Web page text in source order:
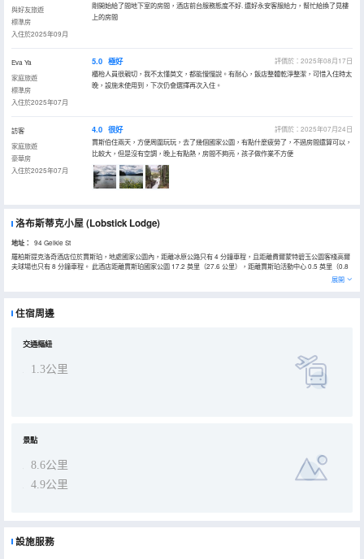
與好友旅遊
標準房
入住於2025年09月
剛開始給了間地下室的房間，酒店前台服務態度不好. 還好永安客服給力，幫忙給換了見樓
上的房間
Eva Ya
家庭旅遊
標準房
入住於2025年07月
5.0 極好
評價於：2025年08月17日
櫃枱人員很親切，我不太懂英文，都能慢慢說。有耐心，飯店整體乾淨整潔，可惜入住時太
晚，設施未使用到，下次仍會選擇再次入住。
訪客
家庭旅遊
豪華房
入住於2025年07月
4.0 很好
評價於：2025年07月24日
賈斯伯住兩天，方便周圍玩玩，去了幾個國家公園，有點什麼疲勞了，不過房間還算可以，
比較大，但是沒有空調，晚上有點熱，房間不夠亮，孩子做作業不方便
洛布斯蒂克小屋(Lobstick Lodge)
地址：
94 Geikie St
羅柏斯提克洛奇酒店位於賈斯珀，地處國家公園內，距離冰原公路只有 4 分鐘車程，且距離費爾蒙特碧玉公園客棧高爾
夫球場也只有 8 分鐘車程。 此酒店距離賈斯珀國家公園 17.2 英里（27.6 公里），距離賈斯珀活動中心 0.5 英里（0.8
公里）。 不要錯過室內游泳池、熱水浴缸和桑拿等眾多度假設施。此酒店還提供免費 WiFi、宴會廳和自動售貨機。 您
可以到Crazy Elk Café享用一頓美餐，或者去酒店的咖啡館吃些點心。每天 07:30 至 13:00 提供收費的外賣早餐。 特
的私人浴室提供免費洗浴用品和吹風機。便利設施包括電話，以及茶具/咖啡用具和風扇。
展開
住宿周邊
交通樞紐
1.3公里
景點
8.6公里
4.9公里
設施服務